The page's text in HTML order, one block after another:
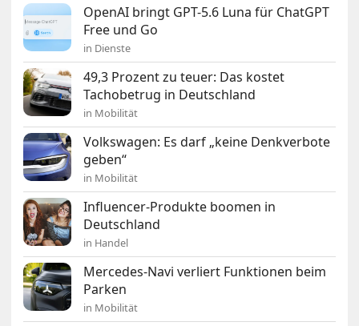
OpenAI bringt GPT-5.6 Luna für ChatGPT
Free und Go
in Dienste
49,3 Prozent zu teuer: Das kostet
Tachobetrug in Deutschland
in Mobilität
Volkswagen: Es darf „keine Denkverbote
geben“
in Mobilität
Influencer-Produkte boomen in
Deutschland
in Handel
Mercedes-Navi verliert Funktionen beim
Parken
in Mobilität